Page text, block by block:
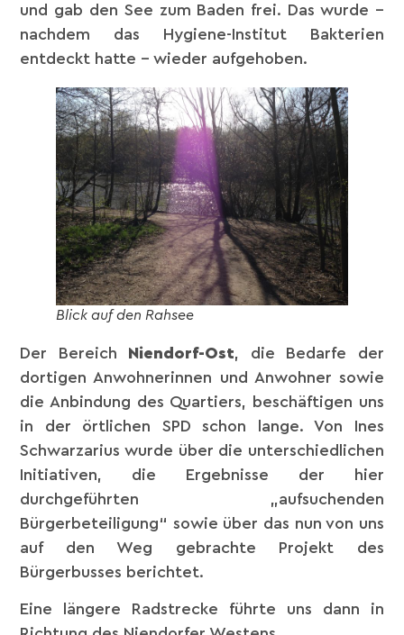
und gab den See zum Baden frei. Das wurde –
nachdem das Hygiene-Institut Bakterien
entdeckt hatte – wieder aufgehoben.
Blick auf den Rahsee
Der Bereich Niendorf-Ost, die Bedarfe der
dortigen Anwohnerinnen und Anwohner sowie
die Anbindung des Quartiers, beschäftigen uns
in der örtlichen SPD schon lange. Von Ines
Schwarzarius wurde über die unterschiedlichen
Initiativen, die Ergebnisse der hier
durchgeführten „aufsuchenden
Bürgerbeteiligung“ sowie über das nun von uns
auf den Weg gebrachte Projekt des
Bürgerbusses berichtet.
Eine längere Radstrecke führte uns dann in